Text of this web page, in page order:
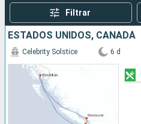
Filtrar
ESTADOS UNIDOS, CANADÁ
Celebrity Solstice 6 d